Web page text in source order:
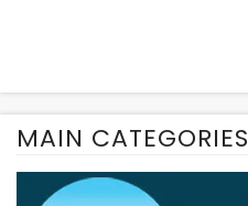
MAIN CATEGORIES